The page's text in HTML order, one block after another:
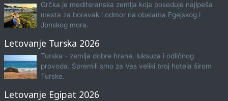
Grčka je mediteranska zemlja koja poseduje najlpeša
mesta za boravak i odmor na obalama Egejskog i
Jonskog mora.
Letovanje Turska 2026
Turska - zemlja dobre hrane, luksuza i odličnog
provoda. Spremili smo za Vas veliki broj hotela širom
Turske.
Letovanje Egipat 2026